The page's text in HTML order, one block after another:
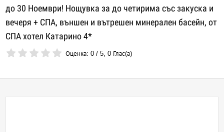
до 30 Ноември! Нощувка за до четирима със закуска и
вечеря + СПА, външен и вътрешен минерален басейн, от
СПА хотел Катарино 4*
Оценка:0 /5,0 Глас(а)